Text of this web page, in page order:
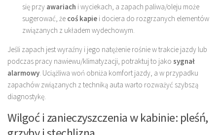
się przy awariach i wyciekach, a zapach paliwa/oleju może
sugerować, że coś kapie i dociera do rozgrzanych elementów
związanych z układem wydechowym.
Jeśli zapach jest wyraźny i jego natężenie rośnie w trakcie jazdy lub
podczas pracy nawiewu/klimatyzacji, potraktuj to jako sygnał
alarmowy . Uciążliwa woń obniża komfort jazdy, a w przypadku
zapachów związanych z techniką auta warto rozważyć szybszą
diagnostykę.
Wilgoć i zanieczyszczenia w kabinie: pleśń,